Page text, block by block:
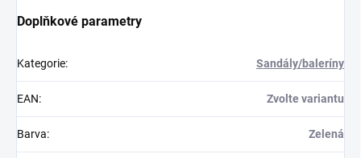
Doplňkové parametry
Kategorie: Sandály/baleríny
EAN: Zvolte variantu
Barva: Zelená